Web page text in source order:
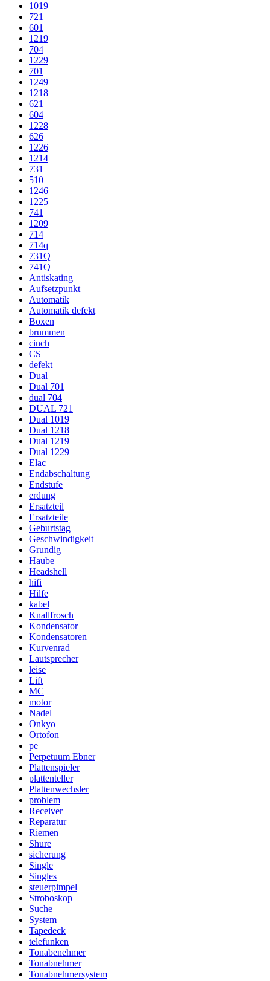
1019
721
601
1219
704
1229
701
1249
1218
621
604
1228
626
1226
1214
731
510
1246
1225
741
1209
714
714q
731Q
741Q
Antiskating
Aufsetzpunkt
Automatik
Automatik defekt
Boxen
brummen
cinch
CS
defekt
Dual
Dual 701
dual 704
DUAL 721
Dual 1019
Dual 1218
Dual 1219
Dual 1229
Elac
Endabschaltung
Endstufe
erdung
Ersatzteil
Ersatzteile
Geburtstag
Geschwindigkeit
Grundig
Haube
Headshell
hifi
Hilfe
kabel
Knallfrosch
Kondensator
Kondensatoren
Kurvenrad
Lautsprecher
leise
Lift
MC
motor
Nadel
Onkyo
Ortofon
pe
Perpetuum Ebner
Plattenspieler
plattenteller
Plattenwechsler
problem
Receiver
Reparatur
Riemen
Shure
sicherung
Single
Singles
steuerpimpel
Stroboskop
Suche
System
Tapedeck
telefunken
Tonabenehmer
Tonabnehmer
Tonabnehmersystem